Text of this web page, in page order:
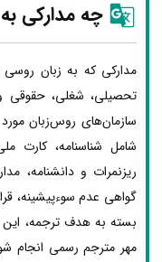
چه مدارکی
مدارکی که به زبان
تحصیلی، شغلی، حقوقی
سازمان‌های روس‌زبان مورد
شامل شناسنامه، کارت
ریزنمرات و دانشنامه،
گواهی عدم سوءپیشینه،
بسته به هدف ترجمه،
مهر مترجم رسمی انجام